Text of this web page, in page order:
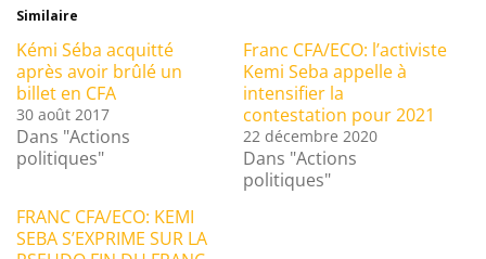
Similaire
Kémi Séba acquitté
après avoir brûlé un
billet en CFA
30 août 2017
Dans "Actions
politiques"
Franc CFA/ECO: l’activiste
Kemi Seba appelle à
intensifier la
contestation pour 2021
22 décembre 2020
Dans "Actions
politiques"
FRANC CFA/ECO: KEMI
SEBA S’EXPRIME SUR LA